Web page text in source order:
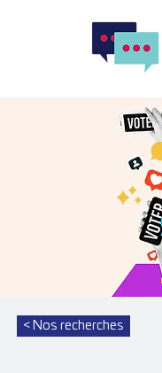
< Nos recherches